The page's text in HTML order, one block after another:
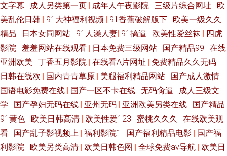
费观看天堂 国产人妻网站 色人閣俺也去 91在线公开视频 久久素人网 在线午
女AV资源 欧美伦理网站 91成品视频 久爱成人在线 91v美日韩 91视频欧美
国产婷婷视频一区二区 91视频国产网址 超碰在线99 日韩不卡中出 91大神麻
豆精品 一级a久久 av久热 91九色熟女旧板 免费观看日韩A片无码 91网址在
线观看视频 男人天堂色99 日本生活片 91人妻少妇喷水在线 欧美日韩黄色网
文字幕 | 成人另类第一页 | 成年人午夜影院 | 三级片综合网址 | 欧
美乱伦日韩 | 91大神福利视频 | 91香蕉破解版下 | 欧美一级久久
精品 | 日本女同网站 | 91人澡人妻| 91搞逼 | 欧美性爱丝袜 | 四虎
影院 | 羞羞网站在线观看 | 日本免费三级网站 | 国产精品99 | 在线
亚洲欧美 | 丁香五月影院 | 在线看A片网址 | 免费精品久久无码 |
日韩在线欧 | 国内青青草原 | 美腿福利精品网站 | 国产成人激情 |
国语电影免费在线 | 国产一区不卡在线 | 无码肏逼 | 成人三级文
学 | 国产孕妇无码在线 | 亚州无码 | 亚洲欧美另类在线 | 国产精品
91黄色 | 欧美日韩高清 | 欧美性爱123 | 蜜桃久久久 | 在线欧美观
看 | 国产乱子影视频上 | 福利影院1 | 国产福利精品电影 | 国产福
利影院 | 欧美另类高清 | 欧美日韩色图 | 全球免费av导航 | 欧美日